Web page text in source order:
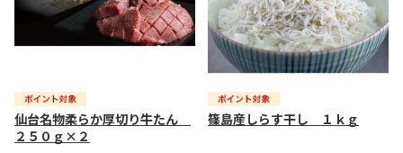
仙台名物柔らか厚切り牛たん
２５０ｇ×２
篠島産しらす干し １ｋｇ